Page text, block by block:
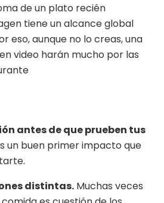
de un plato recién
tiene un alcance global
eso, aunque no lo creas, una
video harán mucho por las
antes de que prueben tus
un buen primer impacto que
distintas. Muchas veces